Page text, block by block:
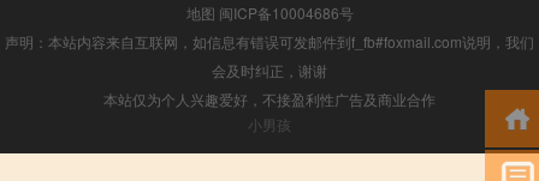
地图 闽ICP备10004686号
声明：本站内容来自互联网，如信息有错误可发邮件到f_fb#foxmail.com说明，我们
会及时纠正，谢谢
本站仅为个人兴趣爱好，不接盈利性广告及商业合作
小男孩